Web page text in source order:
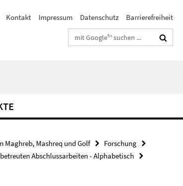
Kontakt Impressum Datenschutz
Barrierefreiheit
Suchbegriffe
Maghreb, Mashreq und Golf
Forschung
Abschlussarbeiten - Alphabetisch